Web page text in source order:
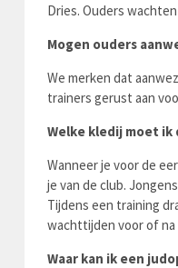
Dries. Ouders
Mogen ouders
We merken dat
trainers gerust aan
Welke kledij moet
Wanneer je voor de
je van de club.
Tijdens een training
wachttijden voor of na
Waar kan ik een